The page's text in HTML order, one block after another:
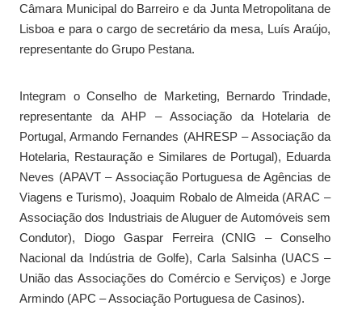
Câmara Municipal do Barreiro e da Junta Metropolitana de
Lisboa e para o cargo de secretário da mesa, Luís Araújo,
representante do Grupo Pestana.
Integram o Conselho de Marketing, Bernardo Trindade,
representante da AHP – Associação da Hotelaria de
Portugal, Armando Fernandes (AHRESP – Associação da
Hotelaria, Restauração e Similares de Portugal), Eduarda
Neves (APAVT – Associação Portuguesa de Agências de
Viagens e Turismo), Joaquim Robalo de Almeida (ARAC –
Associação dos Industriais de Aluguer de Automóveis sem
Condutor), Diogo Gaspar Ferreira (CNIG – Conselho
Nacional da Indústria de Golfe), Carla Salsinha (UACS –
União das Associações do Comércio e Serviços) e Jorge
Armindo (APC – Associação Portuguesa de Casinos).